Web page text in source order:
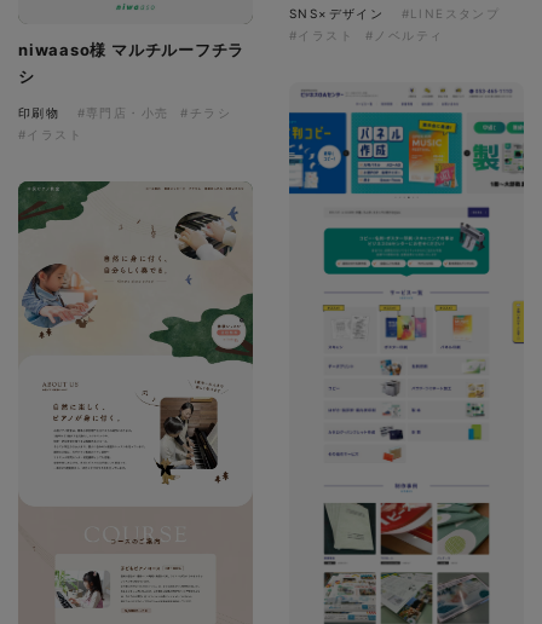
niwaaso様 マルチルーフチラ
シ
印刷物 #専門店・小売
#チラシ
#イラスト
SNS×デザイン
#LINEスタンプ
#イラスト
#ノベルティ